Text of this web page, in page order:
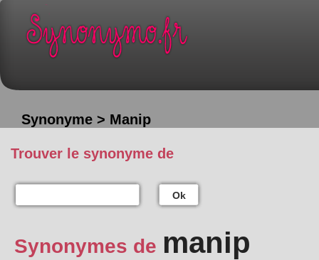
Synonyme > Manip
Trouver le synonyme de
Ok
Synonymes de manip